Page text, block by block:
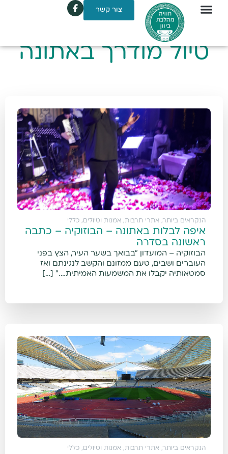
צור קשר
טיול מודרך באתונה
הנקראים ביותר, אתרי תרבות, אמנות וטיולים , כללי
איפה לבלות באתונה – הבוזוקיה – כתבה
ראשונה בסדרה
הבוזוקיה – המועדון "בבואך בשער העיר, הצץ בפני
העוברים ושבים, טעם ממזונם והקשב לנגינתם ואז
סמטאותיה יקבלו את המשמעות האמיתית…." […]
הנקראים ביותר, אתרי תרבות, אמנות וטיולים , כללי